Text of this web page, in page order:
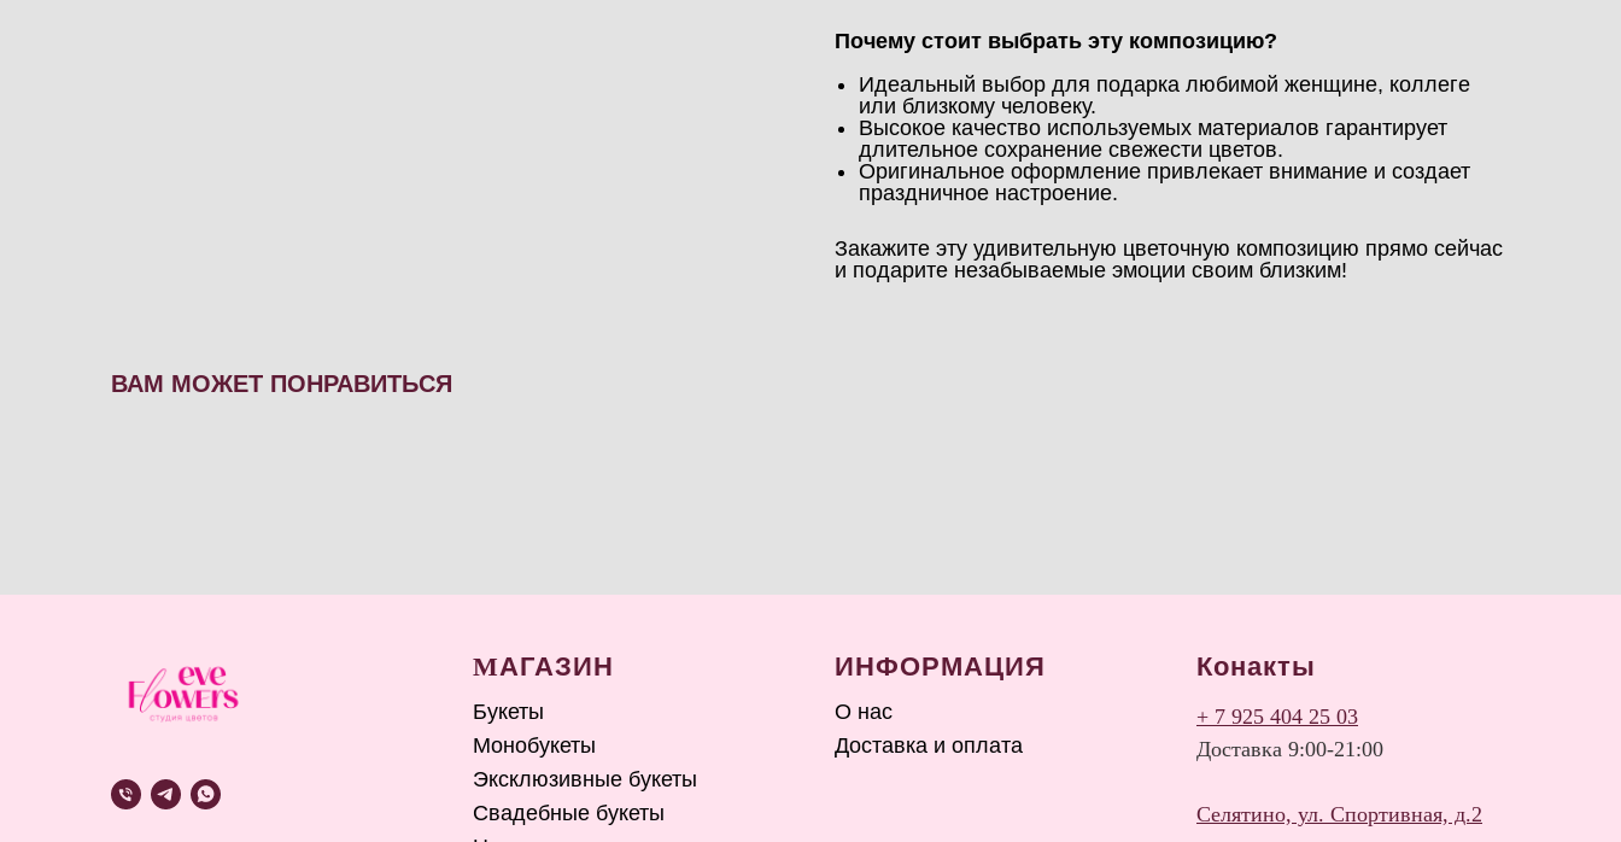
Почему стоит выбрать эту композицию?
Идеальный выбор для подарка любимой женщине, коллеге
или близкому человеку.
Высокое качество используемых материалов гарантирует
длительное сохранение свежести цветов.
Оригинальное оформление привлекает внимание и создает
праздничное настроение.
Закажите эту удивительную цветочную композицию прямо сейчас
и подарите незабываемые эмоции своим близким!
ВАМ МОЖЕТ ПОНРАВИТЬСЯ
МАГАЗИН
Букеты
Монобукеты
Эксклюзивные букеты
Свадебные букеты
ИНФОРМАЦИЯ
О нас
Доставка и оплата
Конакты
+ 7 925 404 25 03
Доставка 9:00-21:00
Селятино, ул. Спортивная, д.2